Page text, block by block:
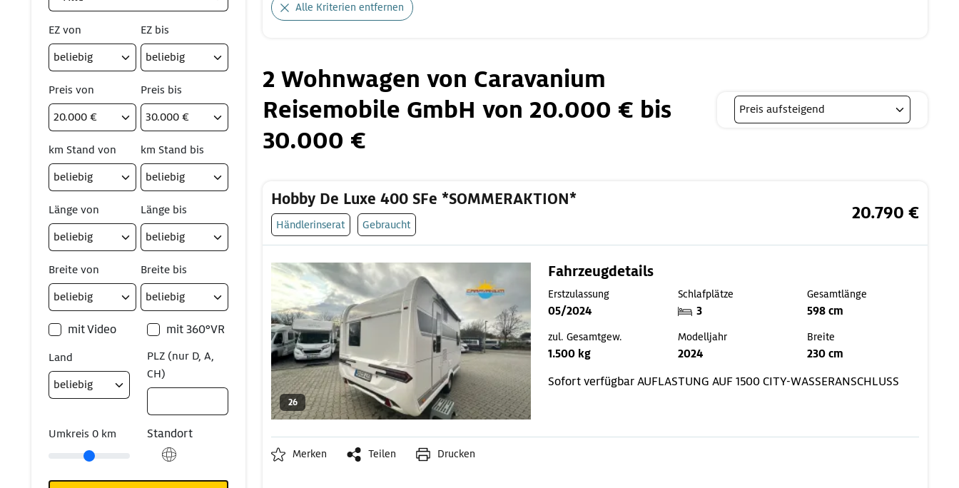
Alle Kriterien entfernen
2 Wohnwagen von Caravanium
Reisemobile GmbH von 20.000 € bis
30.000 €
Hobby De Luxe 400 SFe *SOMMERAKTION*
Händlerinserat Gebraucht
20.790 €
26
Fahrzeugdetails
Erstzulassung
05/2024
Schlafplätze
3
Gesamtlänge
598 cm
zul. Gesamtgew.
1.500 kg
Modelljahr
2024
Breite
230 cm
Sofort verfügbar AUFLASTUNG AUF 1500 CITY-WASSERANSCHLUSS
Merken Teilen Drucken
EZ von EZ bis
Preis von Preis bis
km Stand von km Stand bis
Länge von Länge bis
Breite von Breite bis
mit Video mit 360°VR
Land
PLZ (nur D, A,
CH)
Umkreis 0 km Standort